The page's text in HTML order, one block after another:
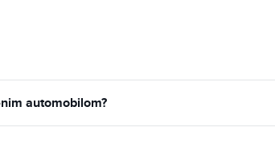
automobilom?